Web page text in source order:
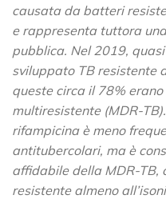
causata da batteri
e rappresenta tuttora
pubblica. Nel 2019,
sviluppato TB resistente
queste circa il 78%
multiresistente (MDR-
rifampicina è meno
antitubercolari, ma è
affidabile della MDR-TB,
resistente almeno